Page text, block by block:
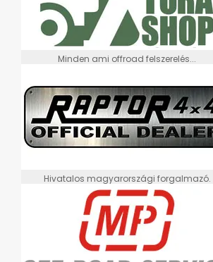
Minden ami offroad felszerelés...
Hivatalos magyarországi forgalmazó.